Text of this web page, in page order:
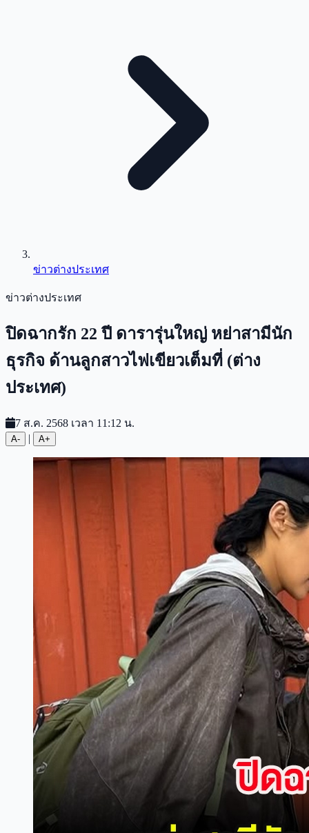
ข่าวต่างประเทศ
ข่าวต่างประเทศ
ปิดฉากรัก 22 ปี ดารารุ่นใหญ่ หย่าสามีนัก
ธุรกิจ ด้านลูกสาวไฟเขียวเต็มที่ (ต่าง
ประเทศ)
7 ส.ค. 2568 เวลา 11:12 น.
A- | A+